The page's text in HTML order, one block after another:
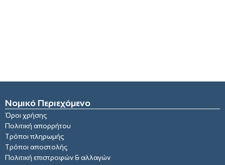
Νομικό Περιεχόμενο
Όροι χρήσης
Πολιτική απορρήτου
Τρόποι πληρωμής
Τρόποι αποστολής
Πολιτική επιστροφών & αλλαγών